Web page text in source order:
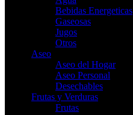
Bebidas Energeticas
Gaseosas
Jugos
Otros
Aseo
Aseo del Hogar
Aseo Personal
Desechables
Frutas y Verduras
Frutas